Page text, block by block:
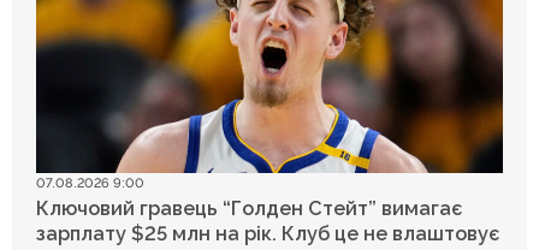
07.08.2026 9:00
Ключовий гравець “Голден Стейт” вимагає
зарплату $25 млн на рік. Клуб це не влаштовує